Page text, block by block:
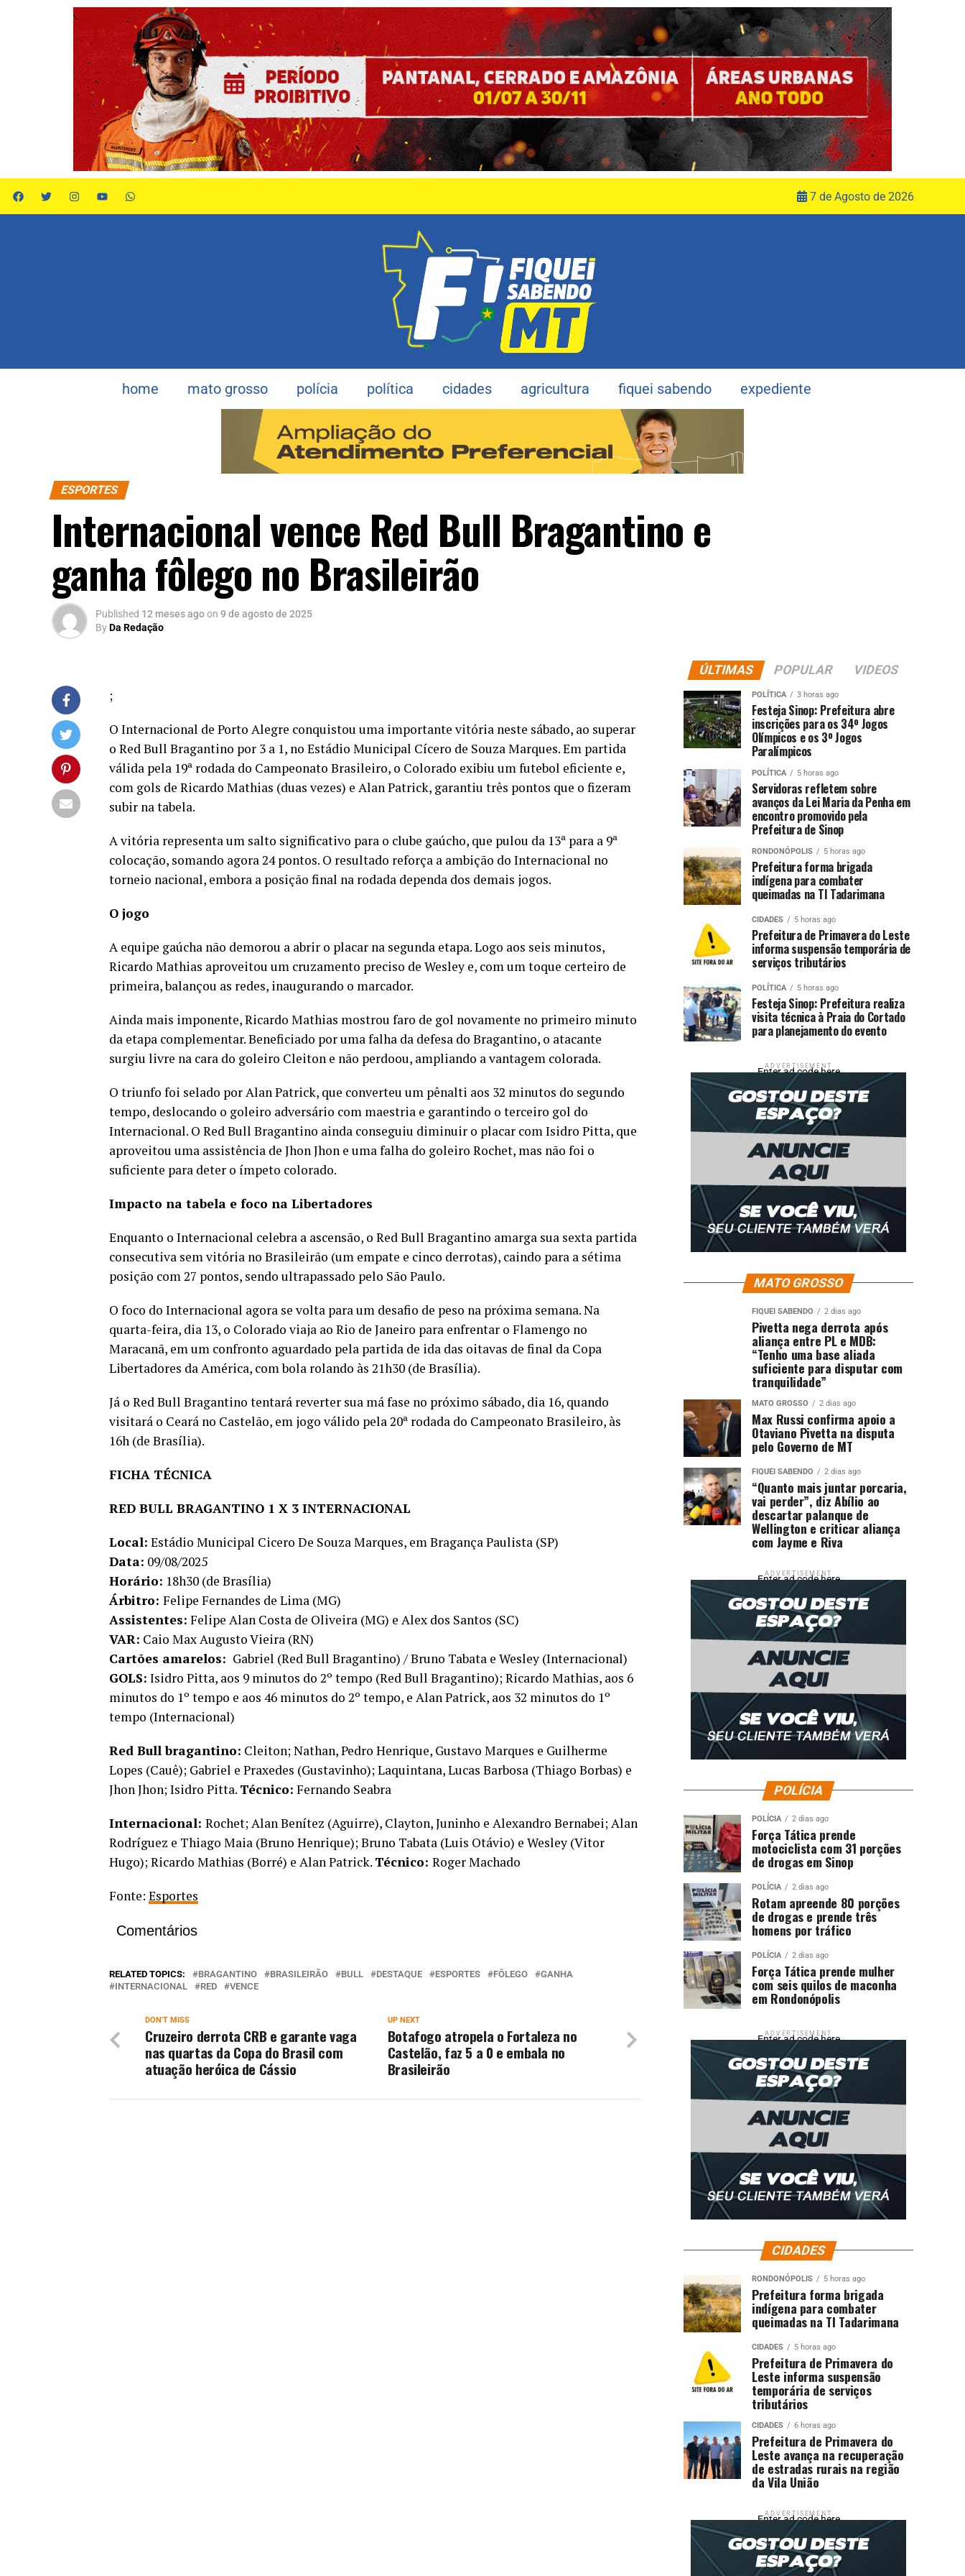
7 de Agosto de 2026
home mato grosso polícia política cidades agricultura fiquei sabendo expediente
ESPORTES
Internacional vence Red Bull Bragantino e
ganha fôlego no Brasileirão
Published 12 meses agoon 9 de agosto de 2025
ByDa Redação
;
O Internacional de Porto Alegre conquistou uma importante vitória neste sábado, ao superar
o Red Bull Bragantino por 3 a 1, no Estádio Municipal Cícero de Souza Marques. Em partida
válida pela 19ª rodada do Campeonato Brasileiro, o Colorado exibiu um futebol eficiente e,
com gols de Ricardo Mathias (duas vezes) e Alan Patrick, garantiu três pontos que o fizeram
subir na tabela.
A vitória representa um salto significativo para o clube gaúcho, que pulou da 13ª para a 9ª
colocação, somando agora 24 pontos. O resultado reforça a ambição do Internacional no
torneio nacional, embora a posição final na rodada dependa dos demais jogos.
O jogo
A equipe gaúcha não demorou a abrir o placar na segunda etapa. Logo aos seis minutos,
Ricardo Mathias aproveitou um cruzamento preciso de Wesley e, com um toque certeiro de
primeira, balançou as redes, inaugurando o marcador.
Ainda mais imponente, Ricardo Mathias mostrou faro de gol novamente no primeiro minuto
da etapa complementar. Beneficiado por uma falha da defesa do Bragantino, o atacante
surgiu livre na cara do goleiro Cleiton e não perdoou, ampliando a vantagem colorada.
O triunfo foi selado por Alan Patrick, que converteu um pênalti aos 32 minutos do segundo
tempo, deslocando o goleiro adversário com maestria e garantindo o terceiro gol do
Internacional. O Red Bull Bragantino ainda conseguiu diminuir o placar com Isidro Pitta, que
aproveitou uma assistência de Jhon Jhon e uma falha do goleiro Rochet, mas não foi o
suficiente para deter o ímpeto colorado.
Impacto na tabela e foco na Libertadores
Enquanto o Internacional celebra a ascensão, o Red Bull Bragantino amarga sua sexta partida
consecutiva sem vitória no Brasileirão (um empate e cinco derrotas), caindo para a sétima
posição com 27 pontos, sendo ultrapassado pelo São Paulo.
O foco do Internacional agora se volta para um desafio de peso na próxima semana. Na
quarta-feira, dia 13, o Colorado viaja ao Rio de Janeiro para enfrentar o Flamengo no
Maracanã, em um confronto aguardado pela partida de ida das oitavas de final da Copa
Libertadores da América, com bola rolando às 21h30 (de Brasília).
Já o Red Bull Bragantino tentará reverter sua má fase no próximo sábado, dia 16, quando
visitará o Ceará no Castelão, em jogo válido pela 20ª rodada do Campeonato Brasileiro, às
16h (de Brasília).
FICHA TÉCNICA
RED BULL BRAGANTINO 1 X 3 INTERNACIONAL
Local: Estádio Municipal Cicero De Souza Marques, em Bragança Paulista (SP)
Data: 09/08/2025
Horário: 18h30 (de Brasília)
Árbitro: Felipe Fernandes de Lima (MG)
Assistentes: Felipe Alan Costa de Oliveira (MG) e Alex dos Santos (SC)
VAR: Caio Max Augusto Vieira (RN)
Cartões amarelos: Gabriel (Red Bull Bragantino) / Bruno Tabata e Wesley (Internacional)
GOLS: Isidro Pitta, aos 9 minutos do 2º tempo (Red Bull Bragantino); Ricardo Mathias, aos 6
minutos do 1º tempo e aos 46 minutos do 2º tempo, e Alan Patrick, aos 32 minutos do 1º
tempo (Internacional)
Red Bull bragantino: Cleiton; Nathan, Pedro Henrique, Gustavo Marques e Guilherme
Lopes (Cauê); Gabriel e Praxedes (Gustavinho); Laquintana, Lucas Barbosa (Thiago Borbas) e
Jhon Jhon; Isidro Pitta. Técnico: Fernando Seabra
Internacional: Rochet; Alan Benítez (Aguirre), Clayton, Juninho e Alexandro Bernabei; Alan
Rodríguez e Thiago Maia (Bruno Henrique); Bruno Tabata (Luis Otávio) e Wesley (Vitor
Hugo); Ricardo Mathias (Borré) e Alan Patrick. Técnico: Roger Machado
Fonte: Esportes
Comentários
RELATED TOPICS: BRAGANTINO BRASILEIRÃO BULL DESTAQUE ESPORTES FÔLEGO
GANHA
INTERNACIONAL
RED VENCE
UP NEXT
Botafogo atropela o Fortaleza no
Castelão, faz 5 a 0 e embala no
Brasileirão
DON'T MISS
Cruzeiro derrota CRB e garante vaga
nas quartas da Copa do Brasil com
atuação heróica de Cássio
ÚLTIMAS POPULAR VIDEOS
POLÍTICA 3 horas ago
Festeja Sinop: Prefeitura abre
inscrições para os 34º Jogos
Olímpicos e os 3º Jogos
Paralímpicos
POLÍTICA 5 horas ago
Servidoras refletem sobre
avanços da Lei Maria da Penha em
encontro promovido pela
Prefeitura de Sinop
RONDONÓPOLIS 5 horas ago
Prefeitura forma brigada
indígena para combater
queimadas na TI Tadarimana
CIDADES 5 horas ago
Prefeitura de Primavera do Leste
informa suspensão temporária de
serviços tributários
POLÍTICA 5 horas ago
Festeja Sinop: Prefeitura realiza
visita técnica à Praia do Cortado
para planejamento do evento
ADVERTISEMENT
Enter ad code here
MATO GROSSO
FIQUEI SABENDO 2 dias ago
Pivetta nega derrota após
aliança entre PL e MDB:
“Tenho uma base aliada
suficiente para disputar com
tranquilidade”
MATO GROSSO 2 dias ago
Max Russi confirma apoio a
Otaviano Pivetta na disputa
pelo Governo de MT
FIQUEI SABENDO 2 dias ago
“Quanto mais juntar porcaria,
vai perder”, diz Abílio ao
descartar palanque de
Wellington e criticar aliança
com Jayme e Riva
ADVERTISEMENT
Enter ad code here
POLÍCIA
POLÍCIA 2 dias ago
Força Tática prende
motociclista com 31 porções
de drogas em Sinop
POLÍCIA 2 dias ago
Rotam apreende 80 porções
de drogas e prende três
homens por tráfico
POLÍCIA 2 dias ago
Força Tática prende mulher
com seis quilos de maconha
em Rondonópolis
ADVERTISEMENT
Enter ad code here
CIDADES
RONDONÓPOLIS 5 horas ago
Prefeitura forma brigada
indígena para combater
queimadas na TI Tadarimana
CIDADES 5 horas ago
Prefeitura de Primavera do
Leste informa suspensão
temporária de serviços
tributários
CIDADES 6 horas ago
Prefeitura de Primavera do
Leste avança na recuperação
de estradas rurais na região
da Vila União
ADVERTISEMENT
Enter ad code here